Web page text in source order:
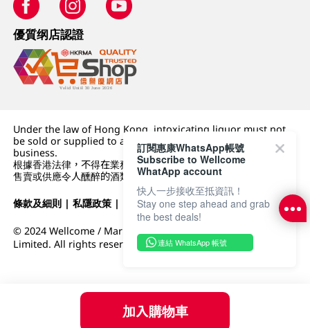
加入購物車
優質纲店認證
Under the law of Hong Kong, intoxicating liquor must not
be sold or supplied to a minor (under 18) in the course of
business.
根據香港法律，不得在業務過程中，向未成年人 (18 歲以下人士)
售賣或供應令人醺醉的酒類。
條款及細則 |私隱政策 | DFI零售集團
© 2024 Wellcome / Market Place. The Dairy Farm Company
Limited. All rights reserved.
訂閱惠康WhatsApp帳號
Subscribe to Wellcome
WhatApp account
快人一步接收至抵資訊！
Stay one step ahead and grab
the best deals!
連結 WhatsApp 帳號